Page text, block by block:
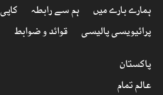
ہمارے بارے میں ہم سے رابطہ
پرائیویسی پالیسی
قوائد و ضوابط
پاکستان
عالم تمام